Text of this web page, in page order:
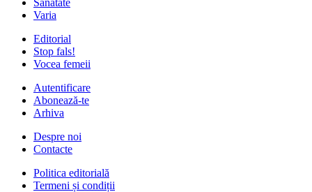
Varia
Editorial
Stop fals!
Vocea femeii
Autentificare
Abonează-te
Arhiva
Despre noi
Contacte
Politica editorială
Termeni și condiții